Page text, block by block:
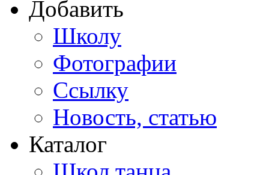
Добавить
Школу
Фотографии
Ссылку
Новость, статью
Каталог